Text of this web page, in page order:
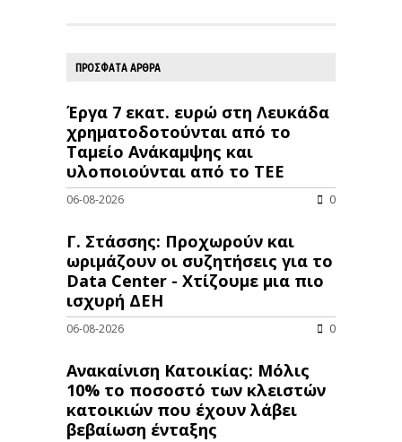
ΠΡΟΣΦΑΤΑ ΑΡΘΡΑ
Έργα 7 εκατ. ευρώ στη Λευκάδα
χρηματοδοτούνται από το
Ταμείο Ανάκαμψης και
υλοποιούνται από το ΤΕΕ
06-08-2026 0
Γ. Στάσσης: Προχωρούν και
ωριμάζουν οι συζητήσεις για το
Data Center - Χτίζουμε μια πιο
ισχυρή ΔΕΗ
06-08-2026 0
Ανακαίνιση Κατοικίας: Μόλις
10% το ποσοστό των κλειστών
κατοικιών που έχουν λάβει
βεβαίωση ένταξης